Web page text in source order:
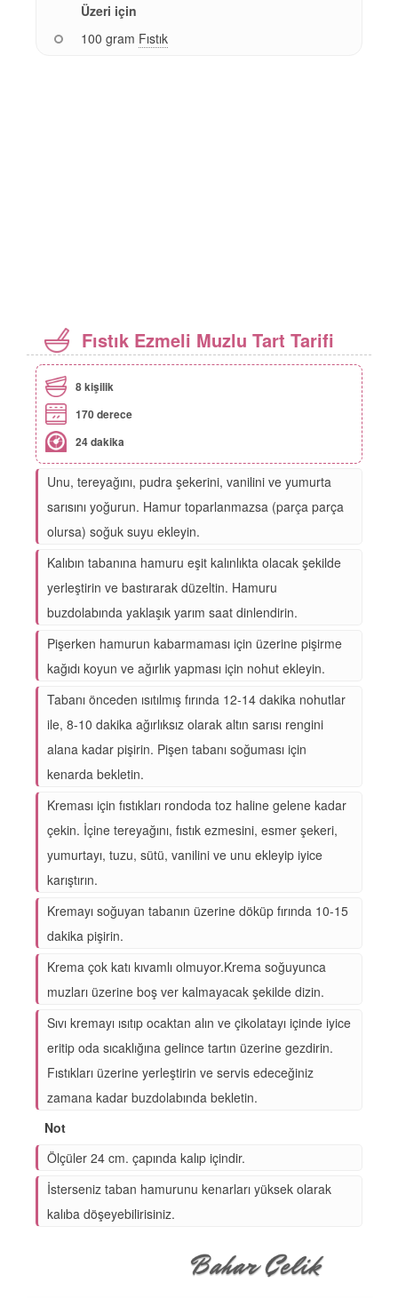
Üzeri için
100 gram Fıstık
Fıstık Ezmeli Muzlu Tart Tarifi
8 kişilik
170 derece
24 dakika
Unu, tereyağını, pudra şekerini, vanilini ve yumurta
sarısını yoğurun. Hamur toparlanmazsa (parça parça
olursa) soğuk suyu ekleyin.
Kalıbın tabanına hamuru eşit kalınlıkta olacak şekilde
yerleştirin ve bastırarak düzeltin. Hamuru
buzdolabında yaklaşık yarım saat dinlendirin.
Pişerken hamurun kabarmaması için üzerine pişirme
kağıdı koyun ve ağırlık yapması için nohut ekleyin.
Tabanı önceden ısıtılmış fırında 12-14 dakika nohutlar
ile, 8-10 dakika ağırlıksız olarak altın sarısı rengini
alana kadar pişirin. Pişen tabanı soğuması için
kenarda bekletin.
Kreması için fıstıkları rondoda toz haline gelene kadar
çekin. İçine tereyağını, fıstık ezmesini, esmer şekeri,
yumurtayı, tuzu, sütü, vanilini ve unu ekleyip iyice
karıştırın.
Kremayı soğuyan tabanın üzerine döküp fırında 10-15
dakika pişirin.
Krema çok katı kıvamlı olmuyor.Krema soğuyunca
muzları üzerine boş ver kalmayacak şekilde dizin.
Sıvı kremayı ısıtıp ocaktan alın ve çikolatayı içinde iyice
eritip oda sıcaklığına gelince tartın üzerine gezdirin.
Fıstıkları üzerine yerleştirin ve servis edeceğiniz
zamana kadar buzdolabında bekletin.
Not
Ölçüler 24 cm. çapında kalıp içindir.
İsterseniz taban hamurunu kenarları yüksek olarak
kalıba döşeyebilirisiniz.